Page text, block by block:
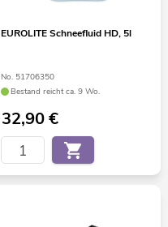
EUROLITE Schneefluid HD, 5l
No. 51706350
Bestand reicht ca. 9 Wo.
32,90€